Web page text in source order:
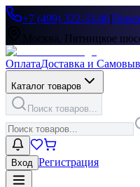
+7 (499) 322-33-86|
Москва, Пятницкое
ОплатаДоставка и
Каталог товаров
Поиск товаров...
Вход Регистрация